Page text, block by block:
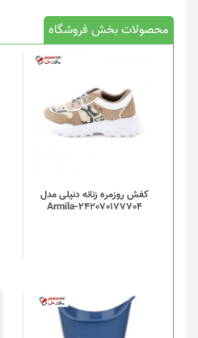
محصولات بخش فروشگاه
کفش روزمره زنانه دنیلی مدل
Armila-242070177704